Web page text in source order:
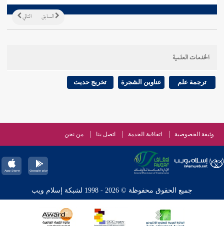
التالي السابق
الخدمات العلمية
ترجمة علم عناوين الشجرة تخريج حديث
وثيقة الخصوصية اتفاقية الخدمة اتصل بنا من نحن
جميع الحقوق محفوظة © 2026 - 1998 لشبكة إسلام ويب